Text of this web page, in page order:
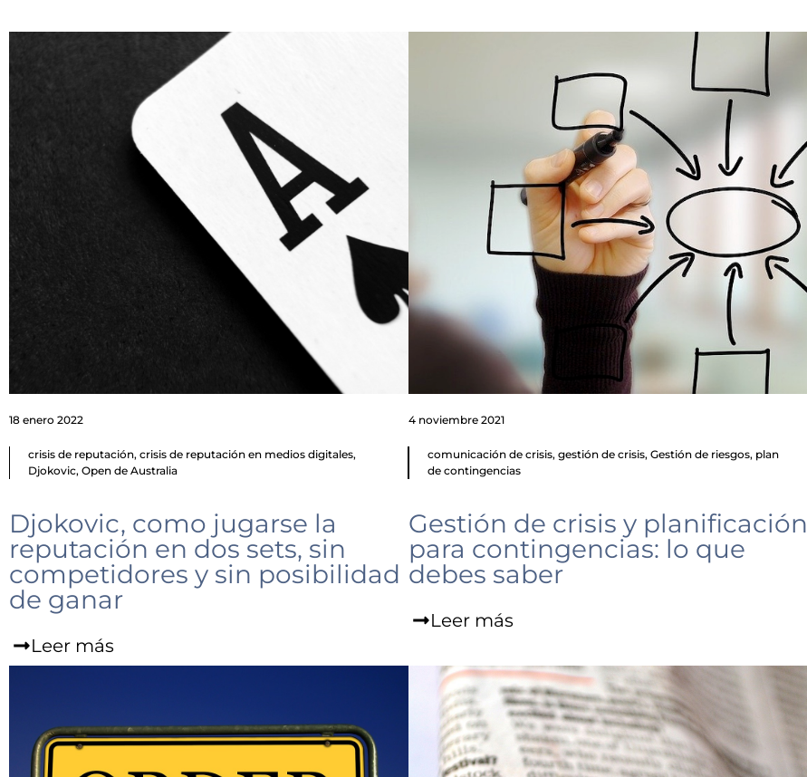
18 enero 2022
crisis de reputación, crisis de reputación en medios digitales,
Djokovic, Open de Australia
Djokovic, como jugarse la
reputación en dos sets, sin
competidores y sin posibilidad
de ganar
Leer más
4 noviembre 2021
comunicación de crisis,gestión de crisis,Gestión de riesgos, plan
de contingencias
Gestión de crisis y planificación
para contingencias: lo que
debes saber
Leer más